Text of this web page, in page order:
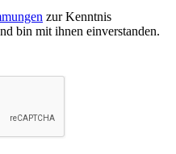
zur Kenntnis
bin mit ihnen einverstanden.